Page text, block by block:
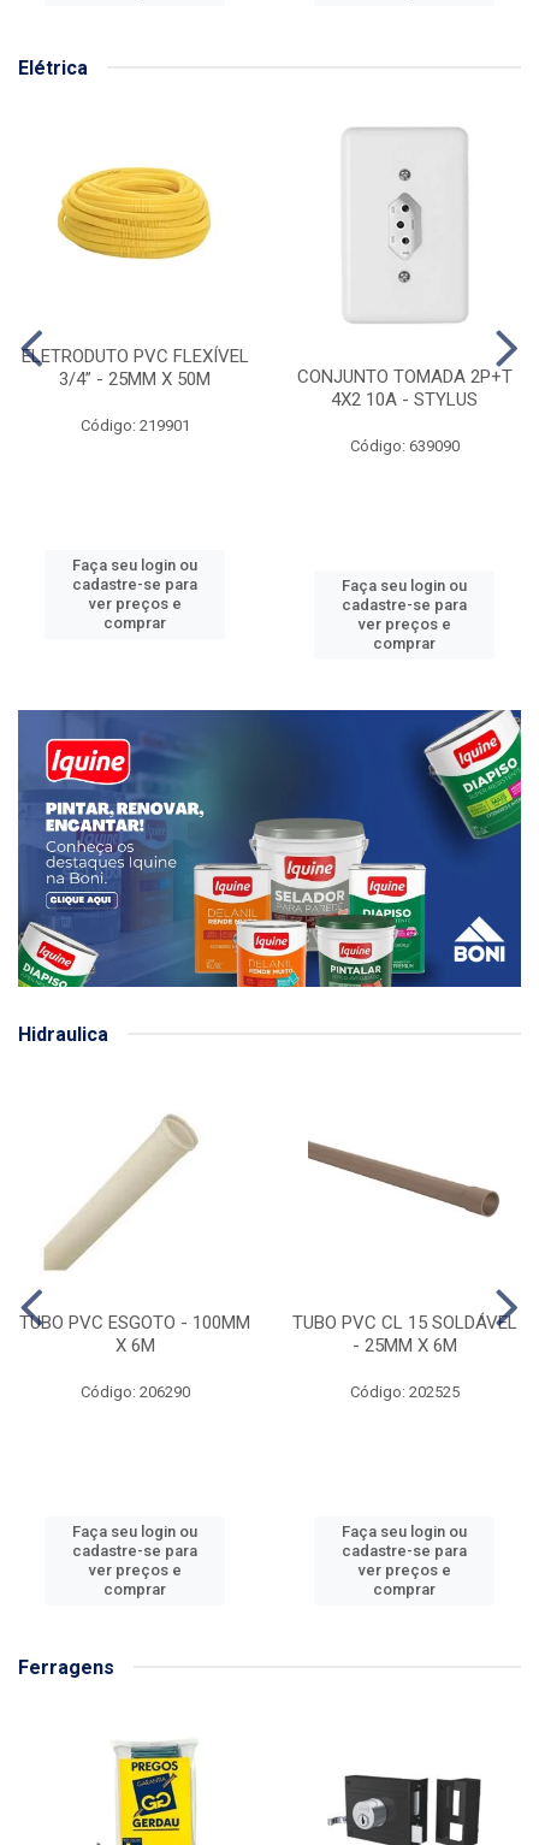
Elétrica
ELETRODUTO PVC FLEXÍVEL
3/4” - 25MM X 50M
Código: 219901
Faça seu login ou
cadastre-se para
ver preços e
comprar
CONJUNTO TOMADA 2P+T
4X2 10A - STYLUS
Código: 639090
Faça seu login ou
cadastre-se para
ver preços e
comprar
Hidraulica
TUBO PVC ESGOTO - 100MM
X 6M
Código: 206290
Faça seu login ou
cadastre-se para
ver preços e
comprar
TUBO PVC CL 15 SOLDÁVEL
- 25MM X 6M
Código: 202525
Faça seu login ou
cadastre-se para
ver preços e
comprar
Ferragens